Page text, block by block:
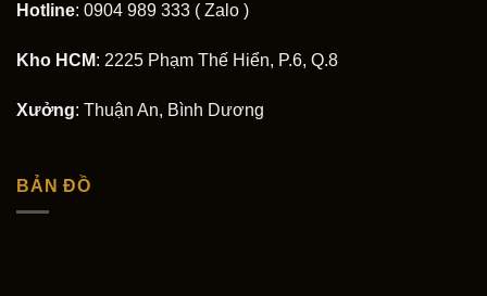
Hotline: 0904 989 333 ( Zalo )
Kho HCM: 2225 Phạm Thế Hiển, P.6, Q.8
Xưởng: Thuận An, Bình Dương
BẢN ĐỒ